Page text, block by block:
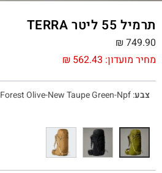
תרמיל 55 ליטר TERRA
מחיר מועדון: ₪ 562.43
₪ 749.90
צבע:
Forest Olive-New Taupe Green-Npf